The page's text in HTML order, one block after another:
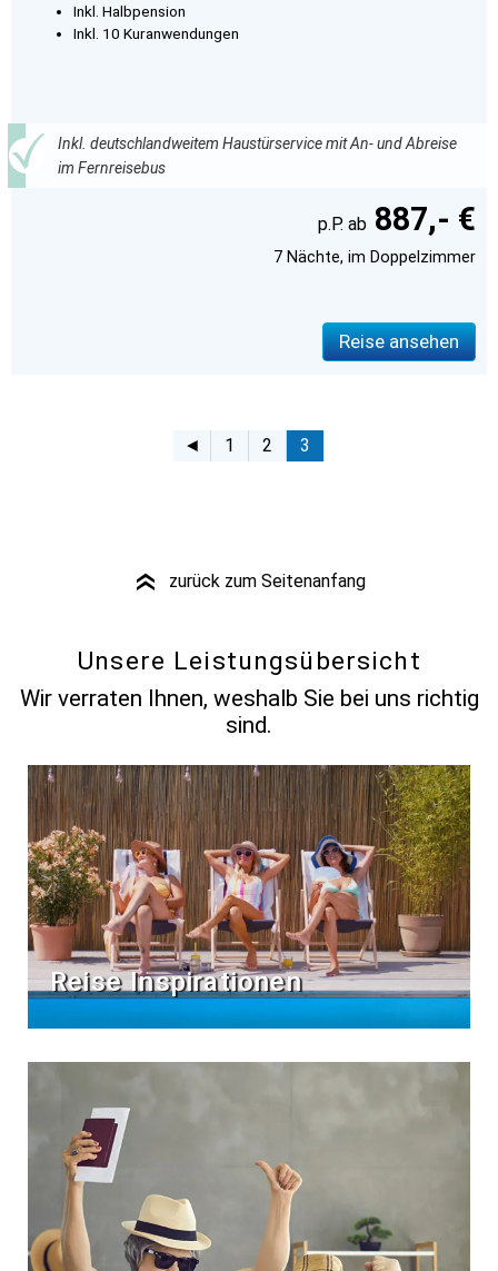
Inkl. Halbpension
Inkl. 10 Kuranwendungen
Inkl. deutschlandweitem Haustürservice mit An- und Abreise
im Fernreisebus
887,- €
7 Nächte, im Doppelzimmer
Reise ansehen
◄ 1 2 3
» zurück zum Seitenanfang
Unsere Leistungsübersicht
Wir verraten Ihnen, weshalb Sie bei uns richtig
sind.
Reise Inspirationen